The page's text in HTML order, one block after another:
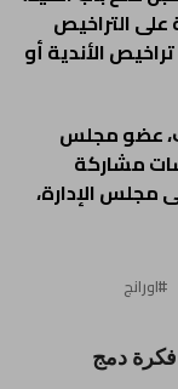
على التراخيص
الأندية أو
عضو مجلس
مشاركة
مجلس الإدارة،
اورانج
دمج